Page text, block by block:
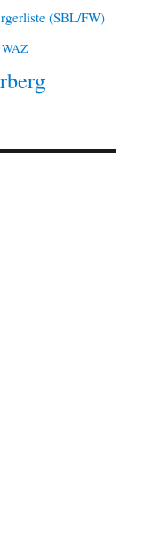
(SBL/FW)
WAZ